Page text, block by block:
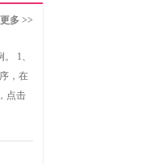
更多 >>
1、
，在
点击
启